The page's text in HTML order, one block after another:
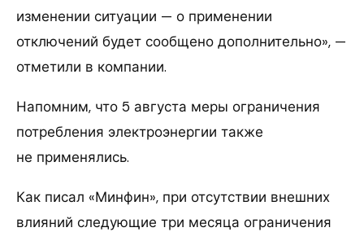
изменении ситуации — о применении
отключений будет сообщено дополнительно», —
отметили в компании.
Напомним, что 5 августа меры ограничения
потребления электроэнергии также
не применялись.
Как писал «Минфин», при отсутствии внешних
влияний следующие три месяца ограничения